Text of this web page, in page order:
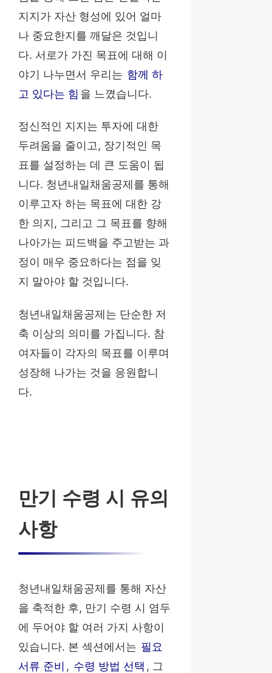
지지가 자산 형성에 있어 얼마
나 중요한지를 깨달은 것입니
다. 서로가 가진 목표에 대해 이
야기 나누면서 우리는 함께 하
고 있다는 힘 을 느꼈습니다.
정신적인 지지는 투자에 대한
두려움을 줄이고, 장기적인 목
표를 설정하는 데 큰 도움이 됩
니다. 청년내일채움공제를 통해
이루고자 하는 목표에 대한 강
한 의지, 그리고 그 목표를 향해
나아가는 피드백을 주고받는 과
정이 매우 중요하다는 점을 잊
지 말아야 할 것입니다.
청년내일채움공제는 단순한 저
축 이상의 의미를 가집니다. 참
여자들이 각자의 목표를 이루며
성장해 나가는 것을 응원합니
다.
만기 수령 시 유의
사항
청년내일채움공제를 통해 자산
을 축적한 후, 만기 수령 시 염두
에 두어야 할 여러 가지 사항이
있습니다. 본 섹션에서는 필요
서류 준비 , 수령 방법 선택 , 그